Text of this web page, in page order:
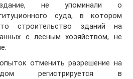
здание, не упоминали о
суда, в котором
строительство зданий на
с лесным хозяйством, не
отменить разрешение на
дом регистрируется в